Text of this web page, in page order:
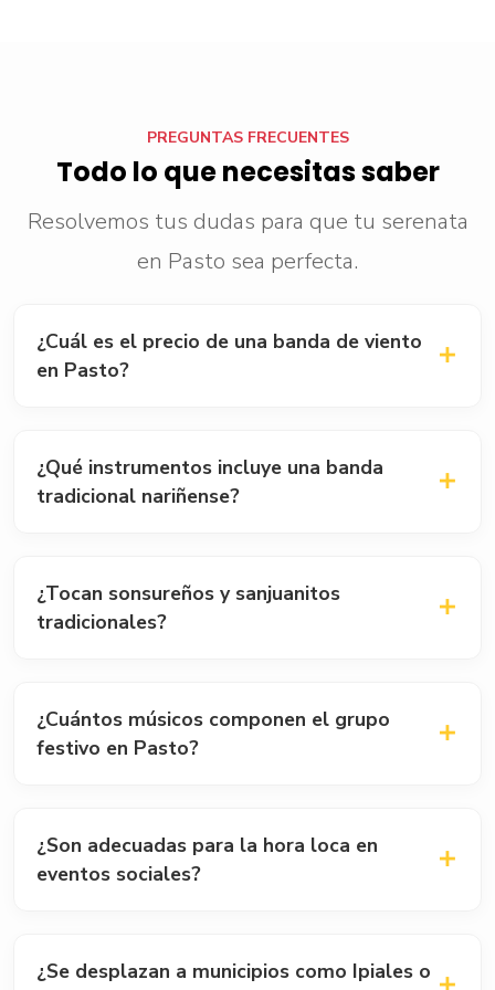
PREGUNTAS FRECUENTES
Todo lo que necesitas saber
Resolvemos tus dudas para que tu serenata
en Pasto sea perfecta.
¿Cuál es el precio de una banda de viento
en Pasto?
presentación (aprox. 45 a 60 minutos), dependiendo
del número de integrantes y la ubicación del festejo.
¿Qué instrumentos incluye una banda
tradicional nariñense?
logrando la sonoridad típica del sur colombiano.
¿Tocan sonsureños y sanjuanitos
tradicionales?
sonsureños, huaynos y música festiva de carnaval.
¿Cuántos músicos componen el grupo
festivo en Pasto?
15 integrantes para desfiles y eventos masivos.
¿Son adecuadas para la hora loca en
eventos sociales?
su fuerza y capacidad de integración.
¿Se desplazan a municipios como Ipiales o